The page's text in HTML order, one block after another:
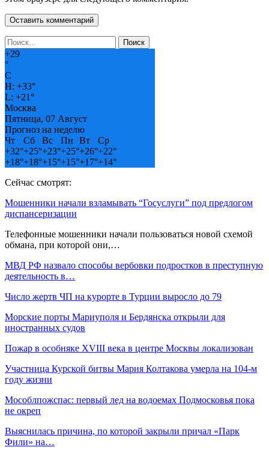
+29
°
C
H: +33°
L: +21°
Москва
Пятница, 07 Август
Прогноз на неделю
Чт
Сб Вс Пн Вт
Ср
+32°+25°+23°+25°+26°+22°
+18°+18°+15°+15°+17°+14°
Сейчас смотрят:
Мошенники начали взламывать “Госуслуги” под предлогом
диспансеризации
Телефонные мошенники начали пользоваться новой схемой
обмана, при которой они,…
МВД РФ назвало способы вербовки подростков в преступную
деятельность в…
Число жертв ЧП на курорте в Турции выросло до 79
Морские порты Мариуполя и Бердянска открыли для
иностранных судов
Пожар в особняке XVIII века в центре Москвы локализован
Участница Курской битвы Мария Колтакова умерла на 104-м
году жизни
Мособлпожспас: первый лед на водоемах Подмосковья пока
не окреп
Выяснилась причина, по которой закрыли причал «Парк
Фили» на…